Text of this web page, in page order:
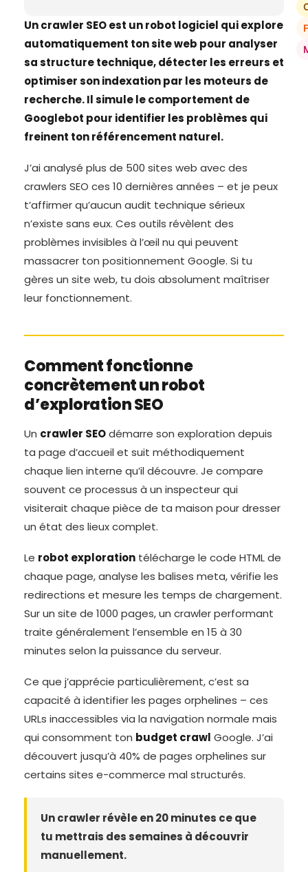
Un crawler SEO est un robot logiciel qui explore
automatiquement ton site web pour analyser
sa structure technique, détecter les erreurs et
optimiser son indexation par les moteurs de
recherche. Il simule le comportement de
Googlebot pour identifier les problèmes qui
freinent ton référencement naturel.
J’ai analysé plus de 500 sites web avec des
crawlers SEO ces 10 dernières années – et je peux
t’affirmer qu’aucun audit technique sérieux
n’existe sans eux. Ces outils révèlent des
problèmes invisibles à l’œil nu qui peuvent
massacrer ton positionnement Google. Si tu
gères un site web, tu dois absolument maîtriser
leur fonctionnement.
Comment fonctionne
concrètement un robot
d’exploration SEO
Un crawler SEOdémarre son exploration depuis
ta page d’accueil et suit méthodiquement
chaque lien interne qu’il découvre. Je compare
souvent ce processus à un inspecteur qui
visiterait chaque pièce de ta maison pour dresser
un état des lieux complet.
Le robot exploration télécharge le code HTML de
chaque page, analyse les balises meta, vérifie les
redirections et mesure les temps de chargement.
Sur un site de 1000 pages, un crawler performant
traite généralement l’ensemble en 15 à 30
minutes selon la puissance du serveur.
Ce que j’apprécie particulièrement, c’est sa
capacité à identifier les pages orphelines – ces
URLs inaccessibles via la navigation normale mais
qui consomment ton budget crawl Google. J’ai
découvert jusqu’à 40% de pages orphelines sur
certains sites e-commerce mal structurés.
Un crawler révèle en 20 minutes ce que
tu mettrais des semaines à découvrir
manuellement.